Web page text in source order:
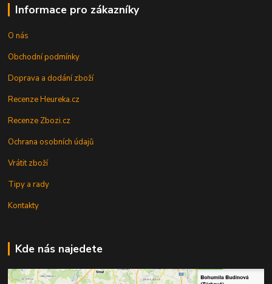
Informace pro zákazníky
O nás
Obchodní podmínky
Doprava a dodání zboží
Recenze Heureka.cz
Recenze Zbozi.cz
Ochrana osobních údajů
Vrátit zboží
Tipy a rady
Kontakty
Kde nás najedete